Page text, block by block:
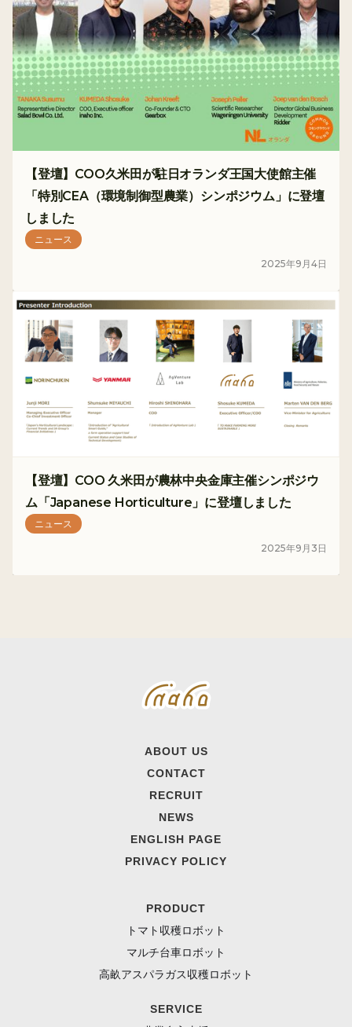
【登壇】COO久米田が駐日オランダ王国大使館主催
「特別CEA（環境制御型農業）シンポジウム」に登壇
しました
ニュース
2025年9 月4日
【登壇】COO 久米田が農林中央金庫主催シンポジウ
ム「Japanese Horticulture」に登壇しました
ニュース
2025年9 月 3 日
ABOUT US
CONTACT
RECRUIT
NEWS
ENGLISH PAGE
PRIVACY POLICY
PRODUCT
トマト収穫ロボット
マルチ台車ロボット
高畝アスパラガス収穫ロボット
SERVICE